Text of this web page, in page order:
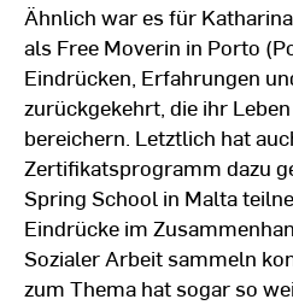
Ähnlich war es für
als Free Moverin in Porto
Eindrücken, Erfahrungen
zurückgekehrt, die ihr
bereichern. Letztlich hat
Zertifikatsprogramm dazu
Spring School in Malta
Eindrücke im
Sozialer Arbeit sammeln
zum Thema hat sogar so